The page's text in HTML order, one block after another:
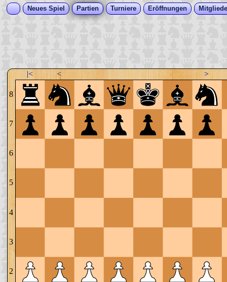
Neues Spiel Partien Turniere Eröffnungen
|< < >
8
7
6
5
4
3
2